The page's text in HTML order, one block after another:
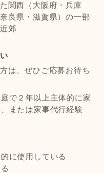
関西（大阪府・兵庫
良県・滋賀県）の一部
郊
は、ぜひご応募お待ち
で２年以上主体的に家
または家事代行経験
に使用している